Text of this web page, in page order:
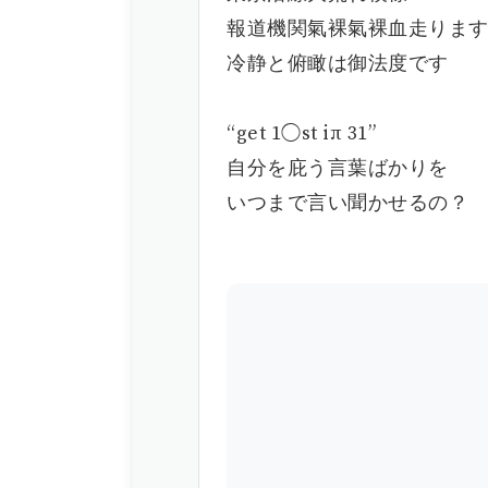
報道機関氣裸氣裸血走ります
冷静と俯瞰は御法度です
“get 1◯st iπ 31”
自分を庇う言葉ばかりを
いつまで言い聞かせるの？